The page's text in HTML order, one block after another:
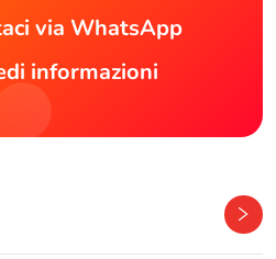
via WhatsApp
informazioni